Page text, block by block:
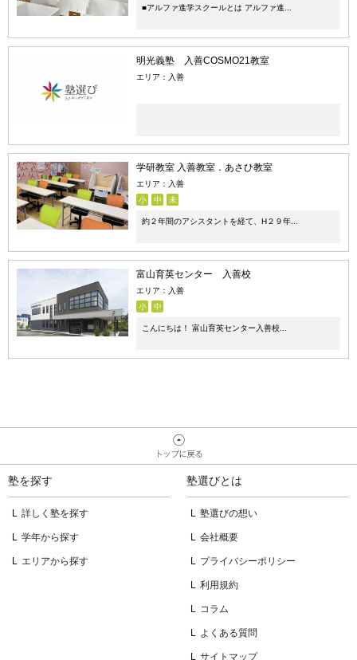
■アルファ進学スクールとは アルファ進...
明光義塾 入善COSMO21教室
エリア：入善
学研教室 入善教室．あさひ教室
エリア：入善
小
中 未
約２年間のアシスタントを経て、H２９年...
富山育英センター 入善校
エリア：入善
小
中
こんにちは！ 富山育英センター入善校...
塾を探す
詳しく塾を探す
学年から探す
エリアから探す
塾選びとは
塾選びの想い
会社概要
プライバシーポリシー
利用規約
コラム
よくある質問
サイトマップ